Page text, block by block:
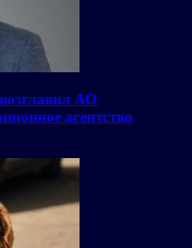
АО
агентство